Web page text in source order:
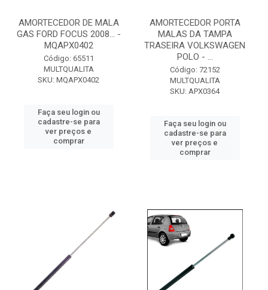
AMORTECEDOR DE MALA
GAS FORD FOCUS 2008... -
MQAPX0402
Código: 65511
MULTQUALITA
SKU: MQAPX0402
Faça seu login ou
cadastre-se para
ver preços e
comprar
AMORTECEDOR PORTA
MALAS DA TAMPA
TRASEIRA VOLKSWAGEN
POLO - ...
Código: 72152
MULTQUALITA
SKU: APX0364
Faça seu login ou
cadastre-se para
ver preços e
comprar